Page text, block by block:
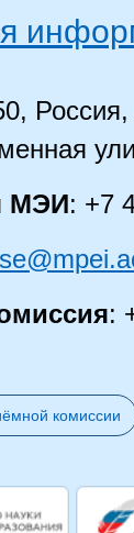
МЭИ: +7
:
комиссии